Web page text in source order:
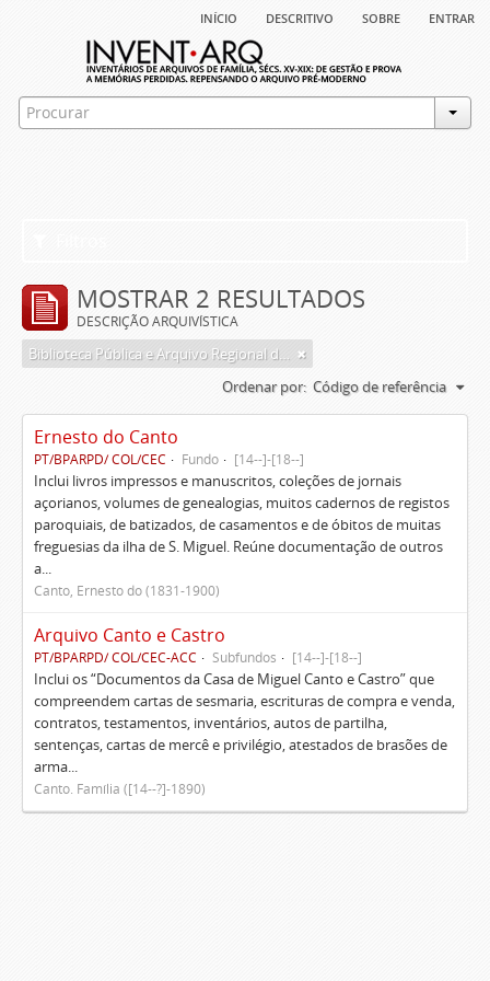
início descritivo sobre entrar
MOSTRAR 2 RESULTADOS
DESCRIÇÃO ARQUIVÍSTICA
Biblioteca Pública e Arquivo Regional de Ponta Delgada
Ordenar por: Código de referência
Ernesto do Canto
PT/BPARPD/ COL/CEC Fundo [14--]-[18--]
Inclui livros impressos e manuscritos, coleções de jornais
açorianos, volumes de genealogias, muitos cadernos de registos
paroquiais, de batizados, de casamentos e de óbitos de muitas
freguesias da ilha de S. Miguel. Reúne documentação de outros
a...
Canto, Ernesto do (1831-1900)
Arquivo Canto e Castro
PT/BPARPD/ COL/CEC-ACC Subfundos [14--]-[18--]
Inclui os “Documentos da Casa de Miguel Canto e Castro” que
compreendem cartas de sesmaria, escrituras de compra e venda,
contratos, testamentos, inventários, autos de partilha,
sentenças, cartas de mercê e privilégio, atestados de brasões de
arma...
Canto. Família ([14--?]-1890)